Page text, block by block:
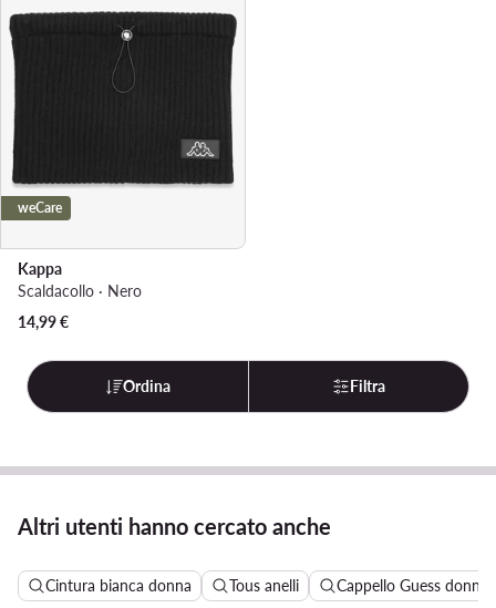
weCare
Kappa
Scaldacollo · Nero
14,99€
Ordina Filtra
Altri utenti hanno cercato anche
Cintura bianca donna Tous anelli Cappello Guess donna